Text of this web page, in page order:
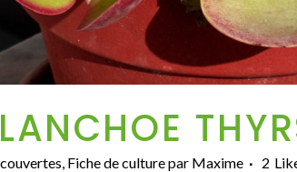
, Fiche de culturepar Maxime 2